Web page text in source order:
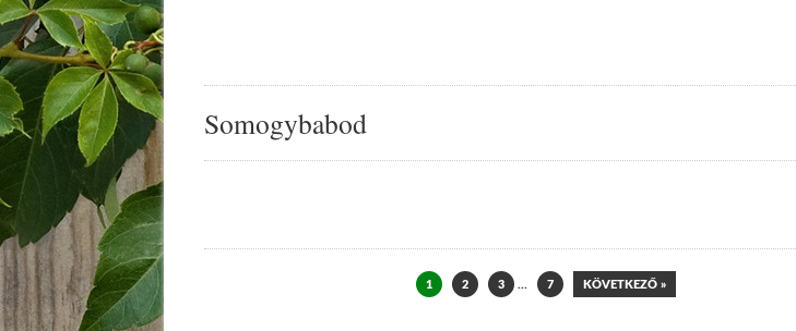
Somogybabod
1 2 3 … 7 KÖVETKEZŐ »